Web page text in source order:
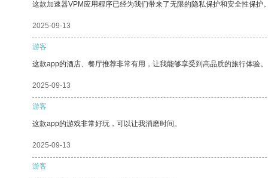
这款加速器VPM应用程序已经为我们带来了无限的隐私保护和安全性保护
2025-09-13
游客
这款app的酒店、餐厅推荐非常有用，让我能够享受到高品质的旅行体验。
2025-09-13
游客
这款app的游戏非常好玩，可以让我消磨时间。
2025-09-13
游客